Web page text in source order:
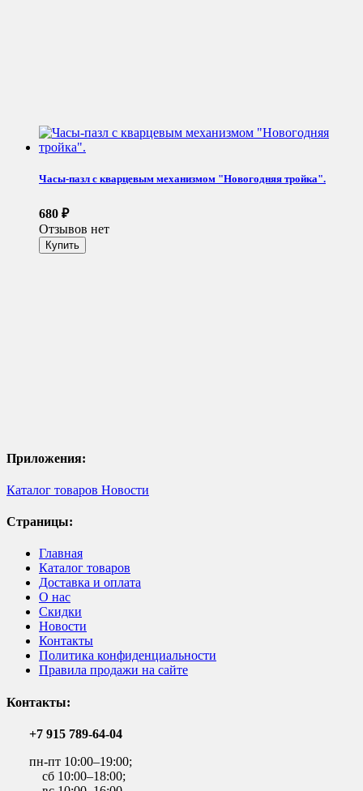
Часы-пазл с кварцевым механизмом "Новогодняя тройка".
680 ₽
Отзывов нет
Приложения:
Каталог товаров Новости
Страницы:
Главная
Каталог товаров
Доставка и оплата
О нас
Скидки
Новости
Контакты
Политика конфиденциальности
Правила продажи на сайте
Контакты:
+7 915 789-64-04
пн-пт 10:00–19:00;
сб 10:00–18:00;